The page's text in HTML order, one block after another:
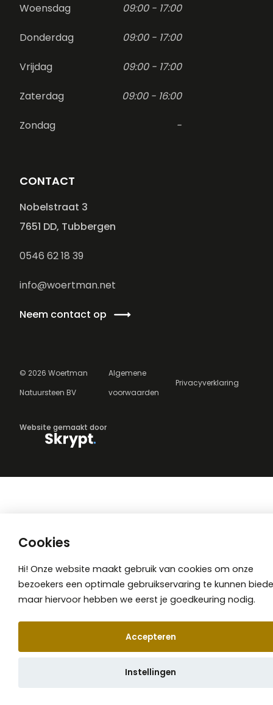
Woensdag 09:00 - 17:00
Donderdag 09:00 - 17:00
Vrijdag 09:00 - 17:00
Zaterdag 09:00 - 16:00
Zondag -
CONTACT
Nobelstraat 3
7651 DD, Tubbergen
0546 62 18 39
info@woertman.net
Neem contact op
© 2026 Woertman
Natuursteen BV
Algemene
voorwaarden
Privacyverklaring
Website gemaakt door
Cookies
Hi! Onze website maakt gebruik van cookies om onze
bezoekers een optimale gebruikservaring te kunnen
maar hiervoor hebben we eerst je goedkeuring nodig.
Accepteren
Instellingen